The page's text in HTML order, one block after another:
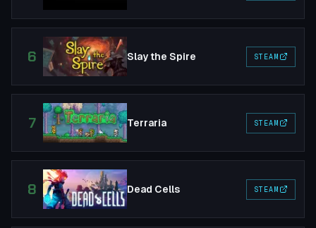
6 Slay the Spire STEAM
7 Terraria STEAM
8 Dead Cells STEAM